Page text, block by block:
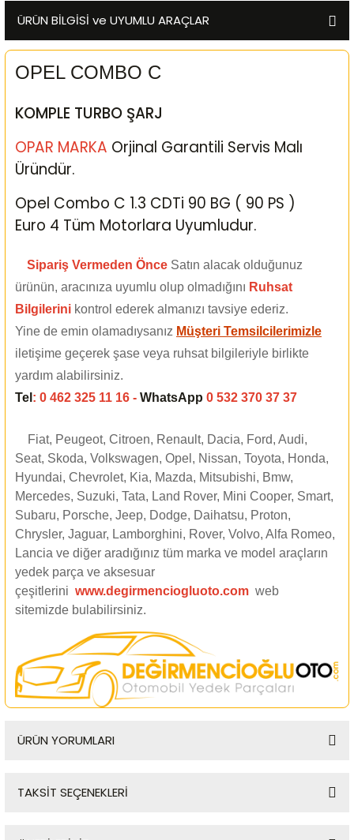
ÜRÜN BİLGİSİ ve UYUMLU ARAÇLAR
OPEL COMBO C
KOMPLE TURBO ŞARJ
OPAR MARKA Orjinal Garantili Servis Malı
Üründür.
Opel Combo C 1.3 CDTi 90 BG ( 90 PS )
Euro 4 Tüm Motorlara Uyumludur.
Sipariş Vermeden Önce Satın alacak olduğunuz
ürünün, aracınıza uyumlu olup olmadığını Ruhsat
Bilgilerini kontrol ederek almanızı tavsiye ederiz.
Yine de emin olamadıysanız Müşteri Temsilcilerimizle
iletişime geçerek şase veya ruhsat bilgileriyle birlikte
yardım alabilirsiniz.
Tel : 0 462 325 11 16 - WhatsApp 0 532 370 37 37
Fiat, Peugeot, Citroen, Renault, Dacia, Ford, Audi,
Seat, Skoda, Volkswagen, Opel, Nissan, Toyota, Honda,
Hyundai, Chevrolet, Kia, Mazda, Mitsubishi, Bmw,
Mercedes, Suzuki, Tata, Land Rover, Mini Cooper, Smart,
Subaru, Porsche, Jeep, Dodge, Daihatsu, Proton,
Chrysler, Jaguar, Lamborghini, Rover, Volvo, Alfa Romeo,
Lancia ve diğer aradığınız tüm marka ve model araçların
yedek parça ve aksesuar
çeşitlerini www.degirmenciogluoto.com web
sitemizde bulabilirsiniz.
ÜRÜN YORUMLARI
TAKSİT SEÇENEKLERİ